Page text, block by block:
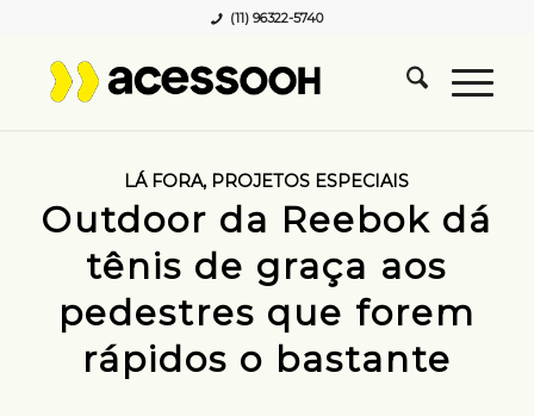
(11) 96322-5740
LÁ FORA, PROJETOS ESPECIAIS
Outdoor da Reebok dá
tênis de graça aos
pedestres que forem
rápidos o bastante